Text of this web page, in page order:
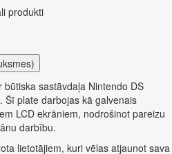
produkti
būtiska sastāvdaļa Nintendo DS
Šī plate darbojas kā galvenais
LCD ekrāniem, nodrošinot pareizu
darbību.
lietotājiem, kuri vēlas atjaunot sava